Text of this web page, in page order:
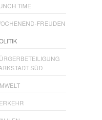
TIME
FREUDEN
SÜD